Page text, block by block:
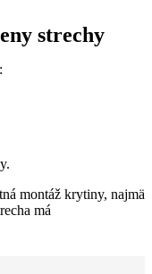
strechy
montáž krytiny, najmä
má